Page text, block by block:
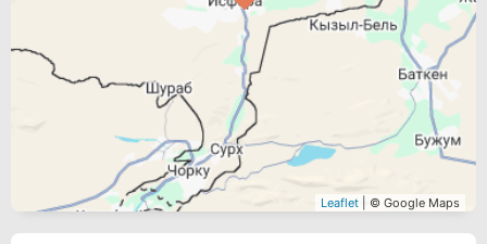
Leaflet | © Google Maps